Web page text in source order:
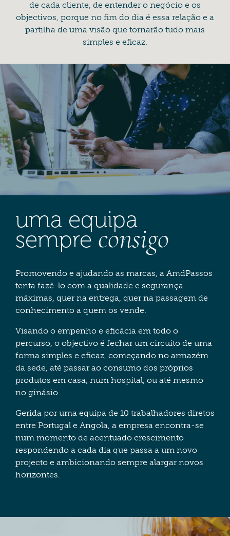
de cada cliente, de entender o negócio e os
objectivos, porque no fim do dia é essa relação e a
partilha de uma visão que tornarão tudo mais
simples e eficaz.
uma equipa
sempre consigo
Promovendo e ajudando as marcas, a AmdPassos
tenta fazê-lo com a qualidade e segurança
máximas, quer na entrega, quer na passagem de
conhecimento a quem os vende.
Visando o empenho e eficácia em todo o
percurso, o objectivo é fechar um circuito de uma
forma simples e eficaz, começando no armazém
da sede, até passar ao consumo dos próprios
produtos em casa, num hospital, ou até mesmo
no ginásio.
Gerida por uma equipa de 10 trabalhadores diretos
entre Portugal e Angola, a empresa encontra-se
num momento de acentuado crescimento
respondendo a cada dia que passa a um novo
projecto e ambicionando sempre alargar novos
horizontes.